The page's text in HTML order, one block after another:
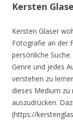
Kersten
Kersten Glaser
Fotografie an der
persönliche
Genre und jedes
verstehen zu
dieses Medium
auszudrücken.
(https://